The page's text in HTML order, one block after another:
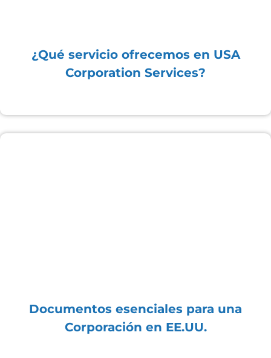
¿Qué servicio ofrecemos en USA
Corporation Services?
Documentos esenciales para una
Corporación en EE.UU.